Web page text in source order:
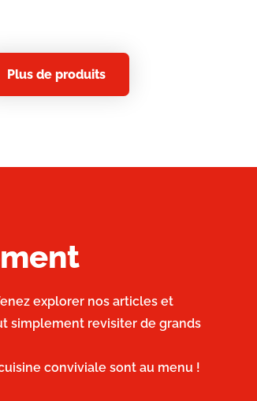
Plus de produits
explorer nos articles et
simplement revisiter de grands
conviviale sont au menu !